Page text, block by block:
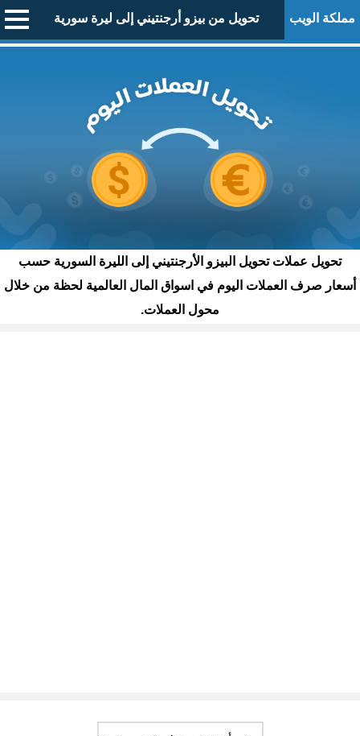
مملكة الويب تحويل من بيزو أرجنتيني إلى ليرة سورية
تحويل عملات تحويل البيزو الأرجنتيني إلى الليرة السورية حسب
أسعار صرف العملات اليوم في اسواق المال العالمية لحظة من خلال
محول العملات.